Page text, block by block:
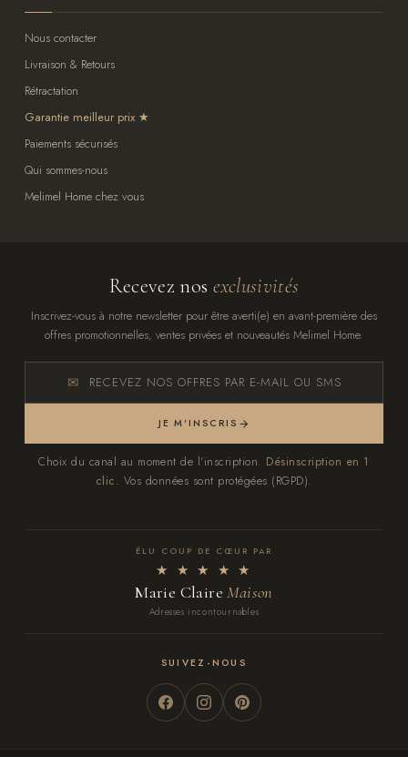
Nous contacter
Livraison & Retours
Rétractation
Garantie meilleur prix
Paiements sécurisés
Qui sommes-nous
Melimel Home chez vous
Recevez nos exclusivités
Inscrivez-vous à notre newsletter pour être averti(e) en avant-première des
offres promotionnelles, ventes privées et nouveautés Melimel Home.
RECEVEZ NOS OFFRES PAR E-MAIL OU SMS
JE M'INSCRIS
Choix du canal au moment de l'inscription. Désinscription en 1
clic. Vos données sont protégées (RGPD).
ÉLU COUP DE CŒUR PAR
★ ★ ★ ★ ★
Marie ClaireMaison
Adresses incontournables
SUIVEZ-NOUS